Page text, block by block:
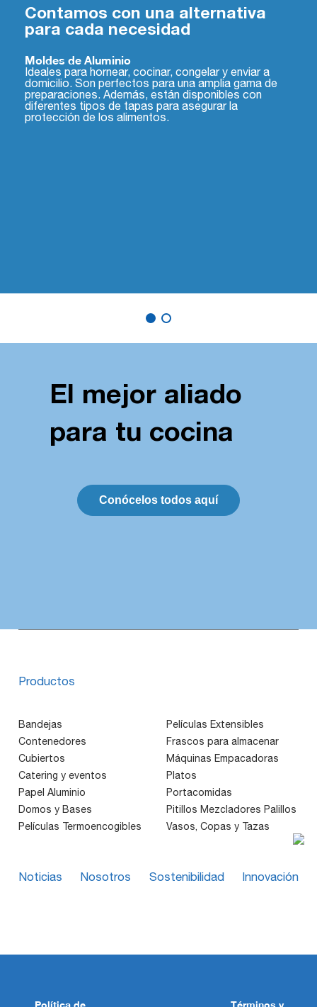
Contamos con una alternativa
para cada necesidad
Moldes de Aluminio
Ideales para hornear, cocinar, congelar y enviar a
domicilio. Son perfectos para una amplia gama de
preparaciones. Además, están disponibles con
diferentes tipos de tapas para asegurar la
protección de los alimentos.
El mejor aliado
para tu cocina
Conócelos todos aquí
Productos
Bandejas
Contenedores
Cubiertos
Catering y eventos
Papel Aluminio
Domos y Bases
Películas Termoencogibles
Películas Extensibles
Frascos para almacenar
Máquinas Empacadoras
Platos
Portacomidas
Pitillos Mezcladores Palillos
Vasos, Copas y Tazas
Noticias Nosotros Sostenibilidad Innovación
Términos y
Política de